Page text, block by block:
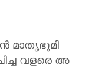
മാതൃഭൂമി
വളരെ അ